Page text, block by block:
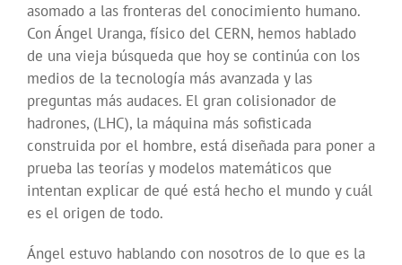
asomado a las fronteras del conocimiento humano.
Con Ángel Uranga, físico del CERN, hemos hablado
de una vieja búsqueda que hoy se continúa con los
medios de la tecnología más avanzada y las
preguntas más audaces. El gran colisionador de
hadrones, (LHC), la máquina más sofisticada
construida por el hombre, está diseñada para poner a
prueba las teorías y modelos matemáticos que
intentan explicar de qué está hecho el mundo y cuál
es el origen de todo.
Ángel estuvo hablando con nosotros de lo que es la